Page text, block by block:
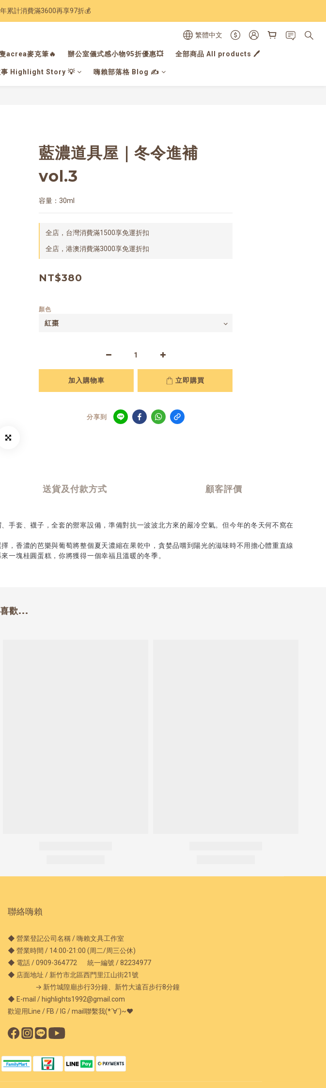
手帳季 準備登場
累計消費滿3600再享97折💰
繁體中文
acrea麥克筆🔥 辦公室儀式感小物95折優惠💥 全部商品 All products 🖊️
事 Highlight Story 💡 嗨賴部落格 Blog ✍️
藍濃道具屋｜冬令進補
vol.3
容量：30ml
全店，台灣消費滿1500享免運折扣
全店，港澳消費滿3000享免運折扣
NT$380
顏色
加入購物車 立即購買
分享到
送貨及付款方式 顧客評價
套、襪子，全套的禦寒設備，準備對抗一波波北方來的嚴冷空氣。但今年的冬天何不窩在
香濃的芭樂與葡萄將整個夏天濃縮在果乾中，貪婪品嚐到陽光的滋味時不用擔心體重直線
一塊桂圓蛋糕，你將獲得一個幸福且溫暖的冬季。
歡...
聯絡嗨賴
◆ 營業登記公司名稱 / 嗨賴文具工作室
◆ 營業時間 / 14:00-21:00 (周二/周三公休)
◆ 電話 / 0909-364772 統一編號 / 82234977
◆ 店面地址 / 新竹市北區西門里江山街21號
→ 新竹城隍廟步行3分鐘、新竹大遠百步行8分鐘
◆ E-mail / highlights1992@gmail.com
歡迎用Line / FB / IG / mail聯繫我(*´∀`)~♥